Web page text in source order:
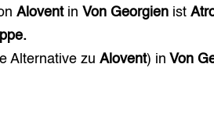
Aloventin Von Georgien ist
Alternative zuAlovent) in Von